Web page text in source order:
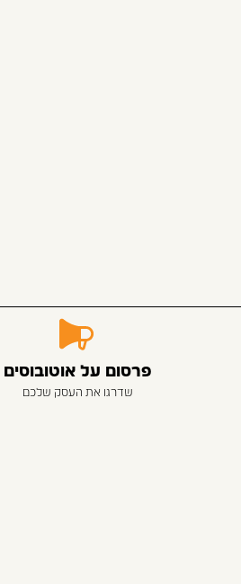
פרסום על אוטובוסים
שדרגו את העסק שלכם